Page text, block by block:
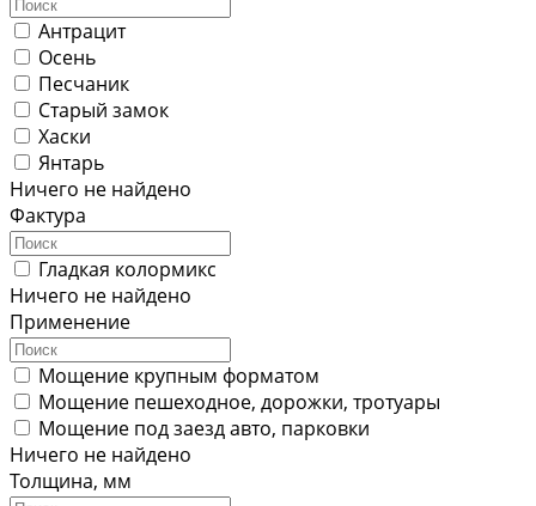
Антрацит
Осень
Песчаник
Старый замок
Хаски
Янтарь
Ничего не найдено
Фактура
Гладкая колормикс
Ничего не найдено
Применение
Мощение крупным форматом
Мощение пешеходное, дорожки, тротуары
Мощение под заезд авто, парковки
Ничего не найдено
Толщина, мм